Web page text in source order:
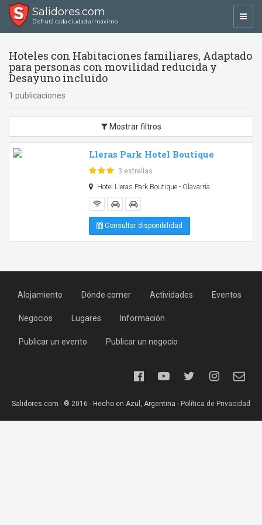
Salidores.com
Disfrutá cada ciudad al máximo
Hoteles con Habitaciones familiares, Adaptado
para personas con movilidad reducida y
Desayuno incluido
1 publicaciones
Mostrar filtros
Lleras Park Hotel Boutique
3 estrellas
Hotel Lleras Park Boutique - Olavarría
Consultar disponibilidad
Alojamiento Dónde comer Actividades Eventos
Negocios Lugares Información
Publicar un evento Publicar un negocio
Salidores.com - ® 2016 - Hecho en Azul, Argentina - Política de Privacidad